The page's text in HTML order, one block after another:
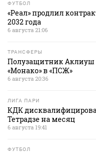
ФУТБОЛ
«Реал» продлил
2032 года
6 августа 21:06
ТРАНСФЕРЫ
Полузащитник Аклиуш
«Монако» в «ПСЖ»
6 августа 20:36
ЛИГА ПАРИ
КДК
Тетрадзе на месяц
6 августа 19:41
ФУТБОЛ